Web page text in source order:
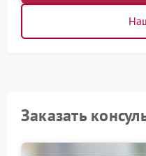
Заказать